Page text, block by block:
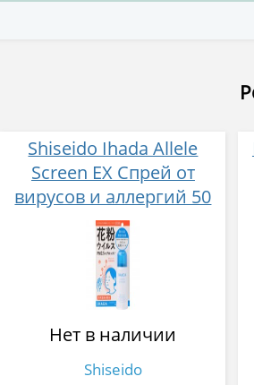
Shiseido Ihada Allele
Screen EX Спрей от
вирусов и аллергий 50
гр
Нет в наличии
Shiseido